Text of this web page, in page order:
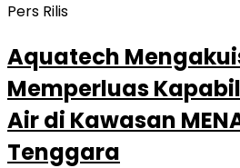
Pers Rilis
Aquatech
Memperluas
Air di Kawasan
Tenggara